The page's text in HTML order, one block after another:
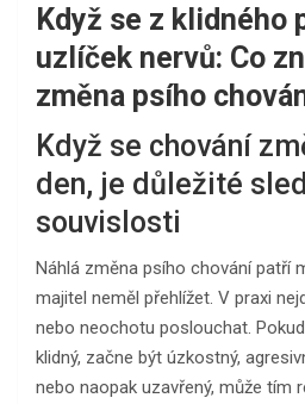
Když se z klidného
uzlíček nervů: Co
změna psího
Když se chování
den, je důležité
souvislosti
Náhlá změna psího chování patří
majitel neměl přehlížet. V praxi
nebo neochotu poslouchat.
klidný, začne být úzkostný,
nebo naopak uzavřený, může tím